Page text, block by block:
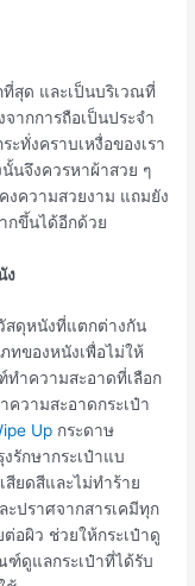
สุด และเป็นบริเวณที่
ากการถือเป็นประจำ
ทั่งคราบเหงื่อของเรา
นจึงควรหาผ้าสวย ๆ
งความสวยงาม แถมยัง
กขึ้นได้อีกด้วย
ง
สดุหนังที่แตกต่างกัน
ทของหนังเพื่อไม่ให้
ทำความสะอาดที่เลือก
วามสะอาดกระเป๋า
Up กระดาษ
รักษากระเป๋าแบ
สียดสีและไม่ทำร้าย
ปราศจากสารเคมีทุก
อผิว ช่วยให้กระเป๋าดู
ฑ์ดูแลกระเป๋าที่ได้รับ